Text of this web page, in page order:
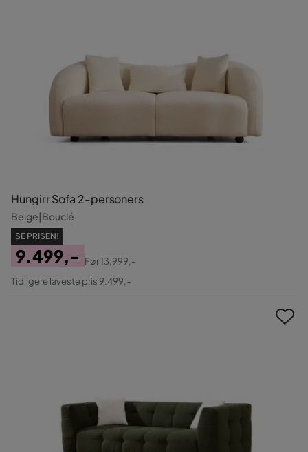
Hungirr Sofa 2-personers
Beige|Bouclé
SE PRISEN!
Pris
9.499,-
Original
Før13.999,-
Tidligere laveste pris 9.499,-